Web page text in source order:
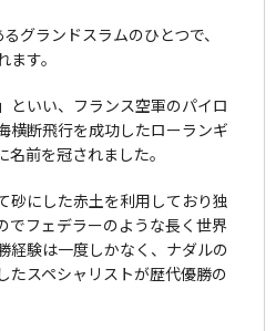
グランドスラムのひとつで、
す。
といい、フランス空軍のパイロ
横断飛行を成功したローランギ
前を冠されました。
砂にした赤土を利用しており独
でフェデラーのような長く世界
経験は一度しかなく、ナダルの
たスペシャリストが歴代優勝の